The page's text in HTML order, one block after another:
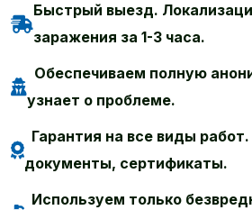
Быстрый выезд.
заражения за 1-3 часа.
Обеспечиваем полную
узнает о проблеме.
Гарантия на все виды
документы, сертификаты.
Используем только